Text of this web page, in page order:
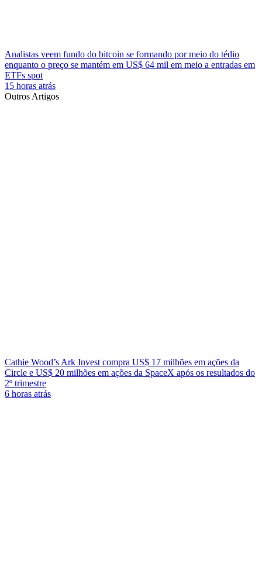
Analistas veem fundo do bitcoin se formando por meio do tédio
enquanto o preço se mantém em US$ 64 mil em meio a entradas em
ETFs spot
15 horas atrás
Outros Artigos
Cathie Wood’s Ark Invest compra US$ 17 milhões em ações da
Circle e US$ 20 milhões em ações da SpaceX após os resultados do
2º trimestre
6 horas atrás